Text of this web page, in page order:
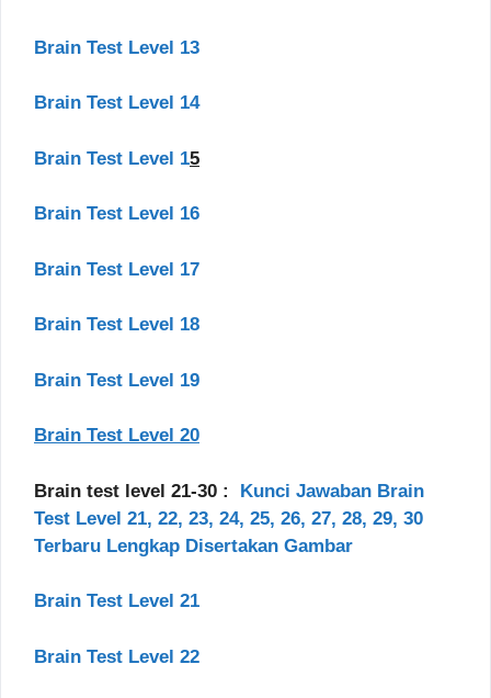
Brain Test Level 13
Brain Test Level 14
Brain Test Level 15
Brain Test Level 16
Brain Test Level 17
Brain Test Level 18
Brain Test Level 19
Brain Test Level 20
Brain test level 21-30 : Kunci Jawaban Brain
Test Level 21, 22, 23, 24, 25, 26, 27, 28, 29, 30
Terbaru Lengkap Disertakan Gambar
Brain Test Level 21
Brain Test Level 22